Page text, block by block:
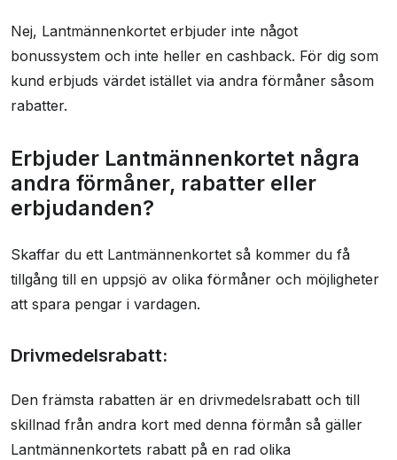
Vilka försäkringar ingår?
Hur hög är räntan på Lantmännenkortet?
Vilka krav måste man uppfylla?
Vad tycker andra om kortet?
Kontaktinformasjon
Brukeranmeldelser
Nej, Lantmännenkortet erbjuder inte något
bonussystem och inte heller en cashback. För dig som
kund erbjuds värdet istället via andra förmåner såsom
rabatter.
Erbjuder Lantmännenkortet några
andra förmåner, rabatter eller
erbjudanden?
Skaffar du ett Lantmännenkortet så kommer du få
tillgång till en uppsjö av olika förmåner och möjligheter
att spara pengar i vardagen.
Drivmedelsrabatt:
Den främsta rabatten är en drivmedelsrabatt och till
skillnad från andra kort med denna förmån så gäller
Lantmännenkortets rabatt på en rad olika